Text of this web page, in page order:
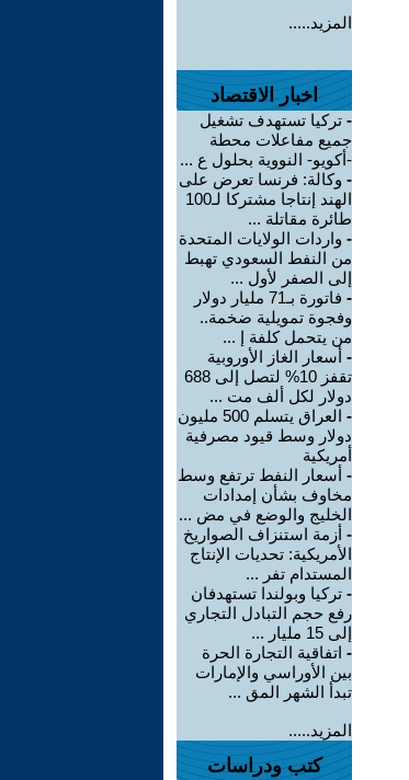
المزيد.....
اخبار الاقتصاد
- تركيا تستهدف تشغيل
جميع مفاعلات محطة
-أكويو- النووية بحلول ع ...
- وكالة: فرنسا تعرض على
الهند إنتاجا مشتركا لـ100
طائرة مقاتلة ...
- واردات الولايات المتحدة
من النفط السعودي تهبط
إلى الصفر لأول ...
-
فاتورة بـ71 مليار دولار
وفجوة تمويلية ضخمة..
من يتحمل كلفة إ ...
- أسعار الغاز الأوروبية
تقفز 10% لتصل إلى 688
دولار لكل ألف مت ...
-
العراق يتسلم 500 مليون
دولار وسط قيود مصرفية
أمريكية
- أسعار النفط ترتفع وسط
مخاوف بشأن إمدادات
الخليج والوضع في مض ...
- أزمة استنزاف الصواريخ
الأمريكية: تحديات الإنتاج
المستدام تفر ...
- تركيا وبولندا تستهدفان
رفع حجم التبادل التجاري
إلى 15 مليار ...
- اتفاقية التجارة الحرة
بين الأوراسي والإمارات
تبدأ الشهر المق ...
المزيد.....
كتب ودراسات